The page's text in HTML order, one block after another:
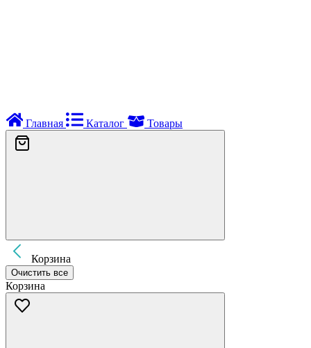
Главная Каталог Товары
Корзина
Очистить все
Корзина